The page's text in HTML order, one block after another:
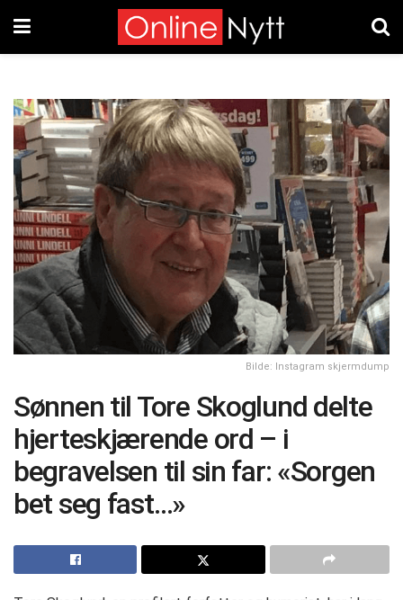
Bilde: Instagram skjermdump
Sønnen til Tore Skoglund delte
hjerteskjærende ord – i
begravelsen til sin far: «Sorgen
bet seg fast…»